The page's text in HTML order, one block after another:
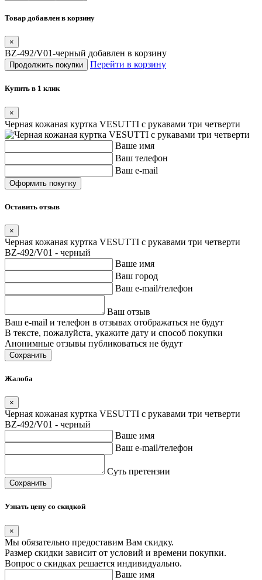
Товар добавлен в корзину
×
BZ-492/V01-черный добавлен в корзину
Продолжить покупки Перейти в корзину
Купить в 1 клик
×
Черная кожаная куртка VESUTTI с рукавами три четверти
Ваше имя
Ваш телефон
Ваш e-mail
Оставить отзыв
×
Черная кожаная куртка VESUTTI с рукавами три четверти
BZ-492/V01 - черный
Ваше имя
Ваш город
Ваш e-mail/телефон
Ваш отзыв
Ваш e-mail и телефон в отзывах отображаться не будут
В тексте, пожалуйста, укажите дату и способ покупки
Анонимные отзывы публиковаться не будут
Сохранить
Жалоба
×
Черная кожаная куртка VESUTTI с рукавами три четверти
BZ-492/V01 - черный
Ваше имя
Ваш e-mail/телефон
Суть претензии
Сохранить
Узнать цену со скидкой
×
Мы обязательно предоставим Вам скидку.
Размер скидки зависит от условий и времени покупки.
Вопрос о скидках решается индивидуально.
Ваше имя